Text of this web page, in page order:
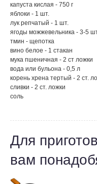
капуста кислая - 750 г
яблоки - 1 шт.
лук репчатый - 1 шт.
ягоды можжевельника - 3-5
тмин - щепотка
вино белое - 1 стакан
мука пшеничная - 2 ст ложки
вода или бульона - 0,5 л
корень хрена тертый - 2 ст.
сливки - 2 ст. ложки
соль
Для
вам